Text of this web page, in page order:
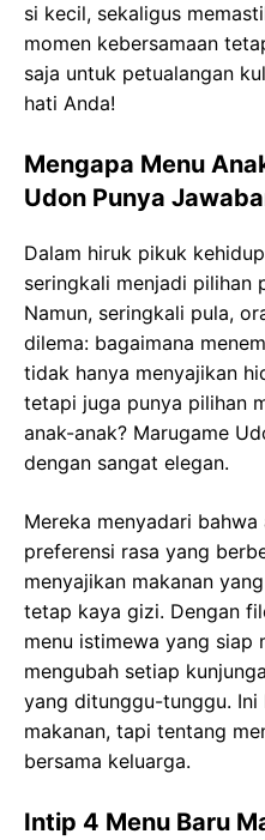
si kecil, sekaligus
momen kebersamaan
saja untuk petualangan
hati Anda!
Mengapa Menu
Udon Punya
Dalam hiruk pikuk
seringkali menjadi pilihan
Namun, seringkali pula,
dilema: bagaimana
tidak hanya menyajikan
tetapi juga punya pilihan
anak-anak? Marugame
dengan sangat elegan.
Mereka menyadari bahwa
preferensi rasa yang
menyajikan makanan
tetap kaya gizi. Dengan
menu istimewa yang siap
mengubah setiap
yang ditunggu-tunggu. Ini
makanan, tapi tentang
bersama keluarga.
Intip 4 Menu Baru